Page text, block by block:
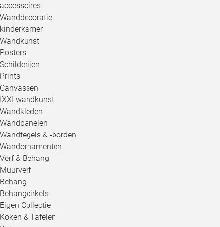
accessoires
Wanddecoratie
kinderkamer
Wandkunst
Posters
Schilderijen
Prints
Canvassen
IXXI wandkunst
Wandkleden
Wandpanelen
Wandtegels & -borden
Wandornamenten
Verf & Behang
Muurverf
Behang
Behangcirkels
Eigen Collectie
Koken & Tafelen